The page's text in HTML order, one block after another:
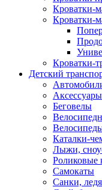
Кроватки-
Кроватки-
Кроватки-
Детский
Аксессуары
Беговелы
Каталки-
Лыжи,
Роликовые
Самокаты
Санки,